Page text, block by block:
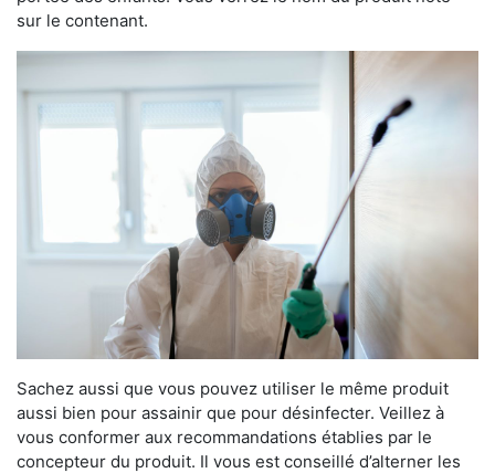
sur le contenant.
Sachez aussi que vous pouvez utiliser le même produit
aussi bien pour assainir que pour désinfecter. Veillez à
vous conformer aux recommandations établies par le
concepteur du produit. Il vous est conseillé d’alterner les